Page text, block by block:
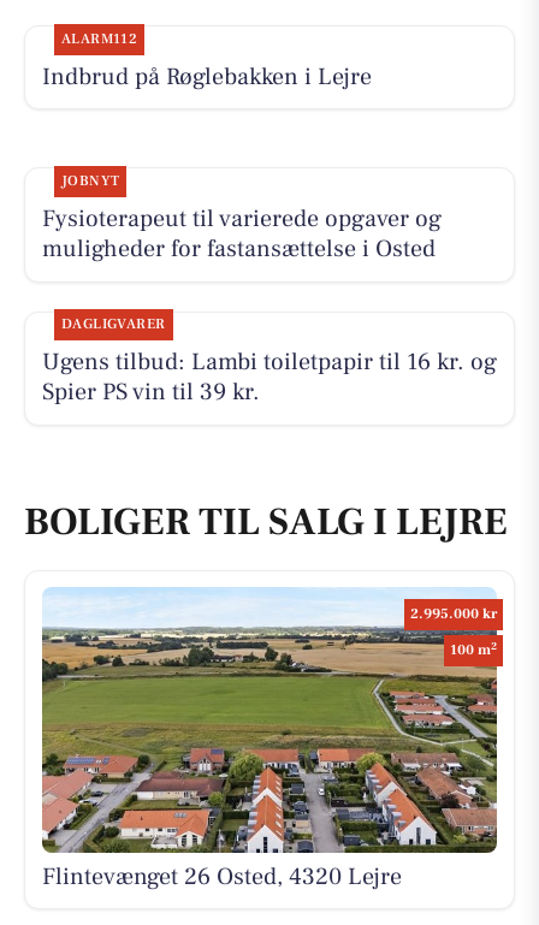
ALARM112
Indbrud på Røglebakken i Lejre
JOBNYT
Fysioterapeut til varierede opgaver og
muligheder for fastansættelse i Osted
DAGLIGVARER
Ugens tilbud: Lambi toiletpapir til 16 kr. og
Spier PS vin til 39 kr.
BOLIGER TIL SALG I LEJRE
2.995.000 kr
100 m2
Flintevænget 26 Osted, 4320 Lejre